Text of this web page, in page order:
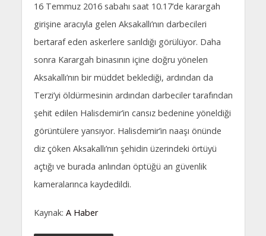
16 Temmuz 2016 sabahı saat 10.17’de karargah
girişine aracıyla gelen Aksakallı’nın darbecileri
bertaraf eden askerlere sarıldığı görülüyor. Daha
sonra Karargah binasının içine doğru yönelen
Aksakallı’nın bir müddet beklediği, ardından da
Terzi’yi öldürmesinin ardından darbeciler tarafından
şehit edilen Halisdemir’in cansız bedenine yöneldiği
görüntülere yansıyor. Halisdemir’in naaşı önünde
diz çöken Aksakallı’nın şehidin üzerindeki örtüyü
açtığı ve burada anlından öptüğü an güvenlik
kameralarınca kaydedildi.
Kaynak: A Haber